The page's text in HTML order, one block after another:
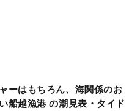
ーはもちろん、海関係のお
船越漁港 の潮見表・タイド